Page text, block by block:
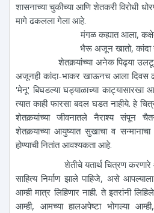
शासनाच्या चुकीच्या आणि शेतकरी विरोधी
मागे ढकलला गेला आहे.
मंगळ कह्यात आला,
भैरू अजून खातो, कांदा
शेतकर्‍यांच्या अनेक पिढ्या उलटून
अजूनही कांदा-भाकर खाऊनच आला दिवस
'मेनू' बिघडल्या घड्याळाच्या काट्यासारखा
त्यात काही फारसा बदल घडत नाहीये. हे
शेतकर्‍यांच्या जीवनातले नैराश्य संपून
शेतकर्‍याच्या आयुष्यात सुखाचा व
होण्याची नितांत आवश्यकता आहे.
शेतीचे यतार्थ चित्रण करणारे आणि
साहित्य निर्माण झाले पाहिजे, असे
आम्ही मात्र लिहिणार नाही. ते इतरांनी
आम्ही, आमच्या हालअपेष्टा भोगल्या